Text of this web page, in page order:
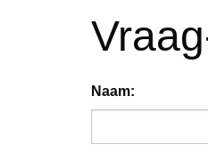
Naam: